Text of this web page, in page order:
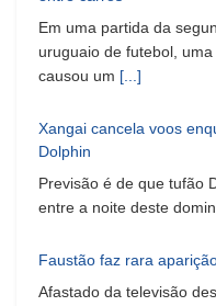
Em uma partida da
uruguaio de futebol,
causou um [...]
Xangai cancela voos
Dolphin
Previsão é de que tufão
entre a noite deste
Faustão faz rara
Afastado da televisão